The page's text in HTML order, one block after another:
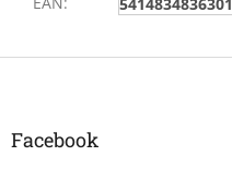
Z
Facebook